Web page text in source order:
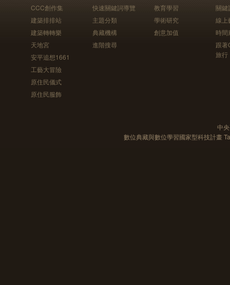
CCC創作集
建築排排站
建築轉轉樂
天地宮
安平追想1661
工藝大冒險
原住民儀式
原住民服飾
快速關鍵詞導覽
主題分類
典藏機構
進階搜尋
教育學習
學術研究
創意加值
關鍵
線上
時間
跟
旅行
中
數位典藏與數位學習國家型科技計畫